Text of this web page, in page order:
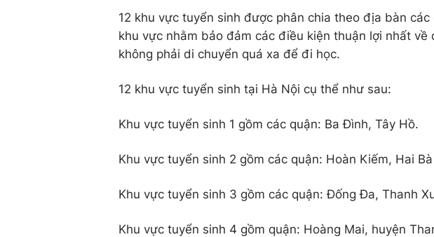
12 khu vực tuyển sinh được phân chia theo địa bàn
khu vực nhằm bảo đảm các điều kiện thuận lợi nhất về
không phải di chuyển quá xa để đi học.
12 khu vực tuyển sinh tại Hà Nội cụ thể như sau:
Khu vực tuyển sinh 1 gồm các quận: Ba Đình, Tây Hồ.
Khu vực tuyển sinh 2 gồm các quận: Hoàn Kiếm, Hai
Khu vực tuyển sinh 3 gồm các quận: Đống Đa, Thanh
Khu vực tuyển sinh 4 gồm quận: Hoàng Mai, huyện